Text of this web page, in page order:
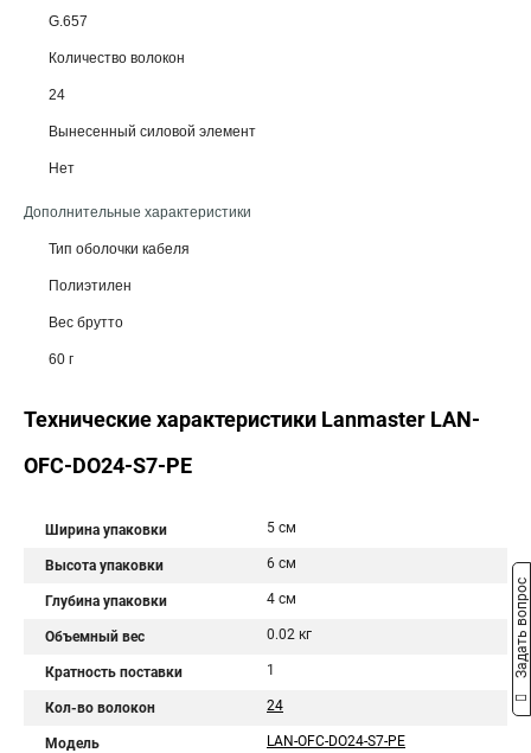
G.657
Количество волокон
24
Вынесенный силовой элемент
Нет
Дополнительные характеристики
Тип оболочки кабеля
Полиэтилен
Вес брутто
60 г
Технические характеристики Lanmaster LAN-
OFC-DO24-S7-PE
Ширина упаковки 5 см
Высота упаковки 6 см
Глубина упаковки 4 см
Объемный вес 0.02 кг
Кратность поставки 1
Кол-во волокон 24
Модель LAN-OFC-DO24-S7-PE
Задать вопрос